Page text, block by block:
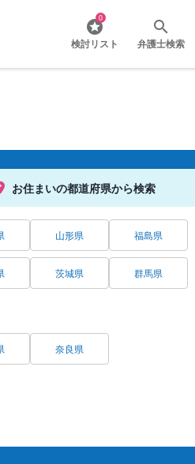
0
検討リスト 弁護士検索
お住まいの都道府県から検索
山形県 福島県
茨城県 群馬県
奈良県